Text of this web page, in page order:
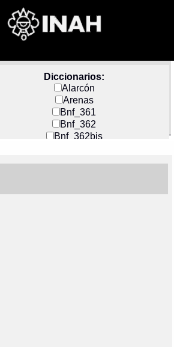
Diccionarios:
Alarcón
Arenas
Bnf_361
Bnf_362
Bnf_362bis
Docs_México